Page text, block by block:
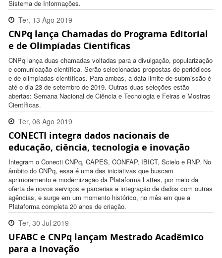
Sistema de Informações.
Ter, 13 Ago 2019
17:35:00 -0300
CNPq lança Chamadas do Programa Editorial
e de Olimpíadas Cientificas
CNPq lança duas chamadas voltadas para a divulgação, popularização
e comunicação científica. Serão selecionadas propostas de periódicos
e de olimpíadas científicas. Para ambas, a data limite de submissão é
até o dia 23 de setembro de 2019. Outras duas seleções estão
abertas: Semana Nacional de Ciência e Tecnologia e Feiras e Mostras
Científicas.
Ter, 06 Ago 2019
17:35:00 -0300
CONECTI integra dados nacionais de
educação, ciência, tecnologia e inovação
Integram o Conecti CNPq, CAPES, CONFAP, IBICT, Scielo e RNP. No
âmbito do CNPq, essa é uma das iniciativas que buscam
aprimoramento e modernização da Plataforma Lattes, por meio da
oferta de novos serviços e parcerias e integração de dados com outras
agências, e surge em um momento histórico, no mês em que a
Plataforma completa 20 anos de criação.
Ter, 30 Jul 2019
17:26:00 -0300
UFABC e CNPq lançam Mestrado Acadêmico
para a Inovação